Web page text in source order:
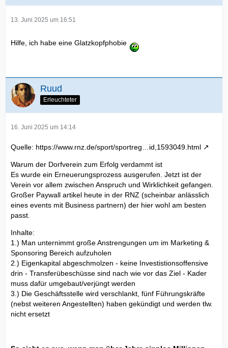
13. Juni 2025 um 16:51
Hilfe, ich habe eine Glatzkopfphobie
Ruud
Erleuchteter
16. Juni 2025 um 14:14
Quelle: https://www.rnz.de/sport/sportreg…id,1593049.html
Warum der Dorfverein zum Erfolg verdammt ist
Es wurde ein Erneuerungsprozess ausgerufen. Jetzt ist der
Verein vor allem zwischen Anspruch und Wirklichkeit gefangen.
Großer Paywall artikel heute in der RNZ (scheinbar anlässlich
eines events mit Business partnern) der hier wohl am besten
passt.
Inhalte:
1.) Man unternimmt große Anstrengungen um im Marketing &
Sponsoring Bereich aufzuholen
2.) Eigenkapital abgeschmolzen - keine Investistionsoffensive
drin - Transferübeschüsse sind nach wie vor das Ziel - Kader
muss dafür umgebaut/verjüngt werden
3.) Die Geschäftsstelle wird verschlankt, fünf Führungskräfte
(nebst weiteren Angestellten) haben gekündigt und werden tlw.
nicht ersetzt